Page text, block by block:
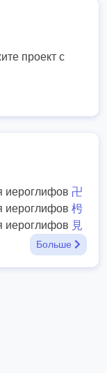
проект с
иероглифов 卍
иероглифов 枵
иероглифов 見
Больше